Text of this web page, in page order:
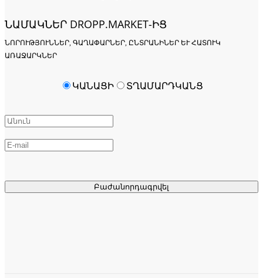
ՆԱՄԱԿՆԵՐ DROPP.MARKET-ԻՑ
ՆՈՐՈՒԹՅՈՒՆՆԵՐ, ԳԱՂԱՓԱՐՆԵՐ, ԸՆՏՐԱՆԻՆԵՐ ԵՒ ՀԱՏՈՒԿ Ա
ՌԱՋԱՐԿՆԵՐ
Բաժանորդագրվել
ԿԱՆԱՑԻ ՏՂԱՄԱՐԴԿԱՆՑ